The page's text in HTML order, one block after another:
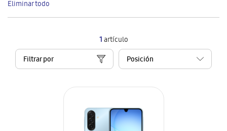
1artículo
Filtrar por
artículo
Eliminar todo